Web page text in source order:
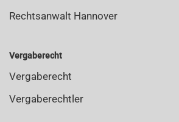
Rechtsanwalt Hannover
Vergaberecht
Vergaberecht
Vergaberechtler